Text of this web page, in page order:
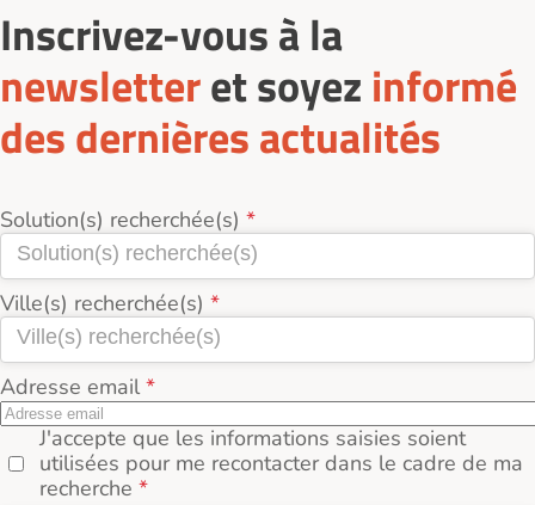
Inscrivez-vous à la
newsletteret soyez informé
des dernières actualités
Solution(s) recherchée(s)
Ville(s) recherchée(s)
Adresse email
J'accepte que les informations saisies soient
utilisées pour me recontacter dans le cadre de ma
recherche